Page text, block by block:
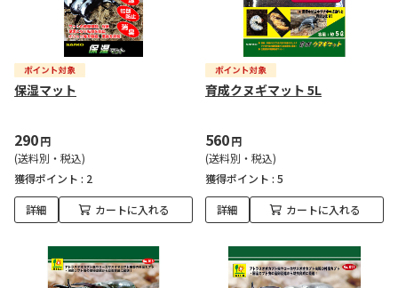
保湿マット
290円
(送料別・税込)
獲得ポイント : 2
詳細 カートに入れる
育成クヌギマット 5L
560円
(送料別・税込)
獲得ポイント : 5
詳細 カートに入れる